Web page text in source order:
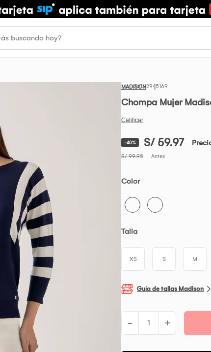
MADISON2945169
Chompa Mujer
-40% S/ 59.97
S/ 99.95 Antes
Color
Talla
XS S M
Guía de tallas Madison
- +